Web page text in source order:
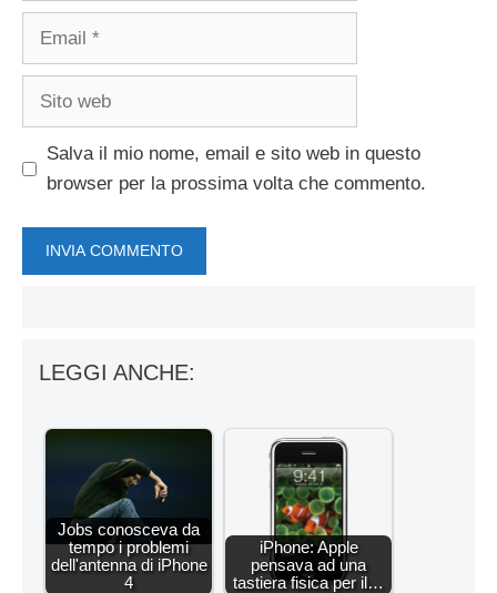
Email
Sito
Salva il mio nome, email e sito web in questo
browser per la prossima volta che commento.
LEGGI ANCHE:
Jobs conosceva da
tempo i problemi
dell'antenna di iPhone
4
iPhone: Apple
pensava ad una
tastiera fisica per il…